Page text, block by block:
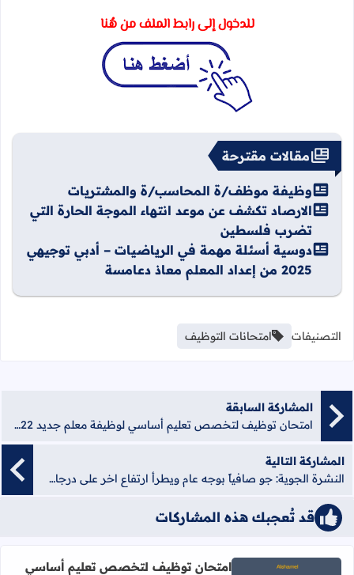
للدخول إلى رابط الملف من هُنا
مقالات مقترحة
وظيفة موظف/ة المحاسب/ة والمشتريات
الارصاد تكشف عن موعد انتهاء الموجة الحارة التي
تضرب فلسطين
دوسية أسئلة مهمة في الرياضيات – أدبي توجيهي
2025 من إعداد المعلم معاذ دعامسة
التصنيفات امتحانات التوظيف
المشاركة السابقة
امتحان توظيف لتخصص تعليم أساسي لوظيفة معلم جديد 2022م
المشاركة التالية
النشرة الجوية: جو صافياً بوجه عام ويطرأ ارتفاع اخر على درجات الحرارة
قد تُعجبك هذه المشاركات
امتحان توظيف لتخصص تعليم أساسي